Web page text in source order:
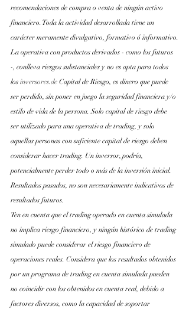
recomendaciones de compra o venta de ningún activo
financiero. Toda la actividad desarrollada tiene un
carácter meramente divulgativo, formativo ó informativo.
La operativa con productos derivados - como los futuros
-, conlleva riesgos substanciales y no es apta para todos
los inversores.de Capital de Riesgo, es dinero que puede
ser perdido, sin poner en juego la seguridad financiera y/o
estilo de vida de la persona. Solo capital de riesgo debe
ser utilizado para una operativa de trading, y solo
aquellas personas con suficiente capital de riesgo deben
considerar hacer trading. Un inversor, podría,
potencialmente perder todo o más de la inversión inicial.
Resultados pasados, no son necesariamente indicativos de
resultados futuros.
Ten en cuenta que el trading operado en cuenta simulada
no implica riesgo financiero, y ningún histórico de trading
simulado puede considerar el riesgo financiero de
operaciones reales. Considera que los resultados obtenidos
por un programa de trading en cuenta simulada pueden
no coincidir con los obtenidos en cuenta real, debido a
factores diversos, como la capacidad de soportar